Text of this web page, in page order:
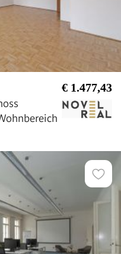
€ 1.477,43